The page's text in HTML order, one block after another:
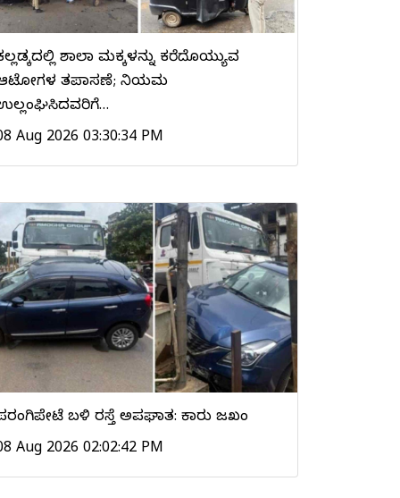
ಶಾಲಾ ಮಕ್ಕಳನ್ನು ಕರೆದೊಯ್ಯುವ
ತಪಾಸಣೆ; ನಿಯಮ
Aug 2026 03:30:34 PM
ಬಳಿ ರಸ್ತೆ ಅಪಘಾತ: ಕಾರು ಜಖಂ
Aug 2026 02:02:42 PM